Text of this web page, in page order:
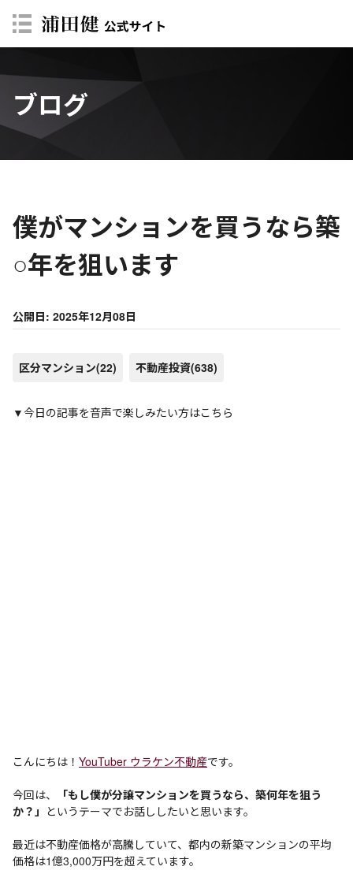
ブログ
僕がマンションを買うなら築
○年を狙います
公開日: 2025年12月08日
区分マンション(22) 不動産投資(638)
▼今日の記事を音声で楽しみたい方はこちら
こんにちは！ YouTuber ウラケン不動産です。
今回は、
「もし僕が分譲マンションを買うなら、築何年を狙う
か？」 というテーマでお話ししたいと思います。
最近は不動産価格が高騰していて、都内の新築マンションの平均
価格は1億3,000万円を超えています。